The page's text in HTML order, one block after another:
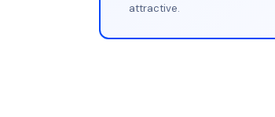
attractive.